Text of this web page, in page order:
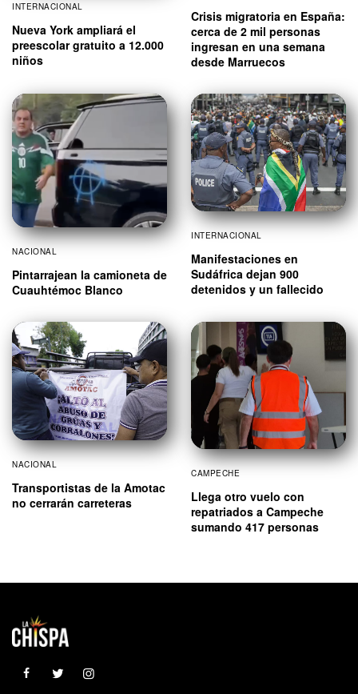
INTERNACIONAL
Nueva York ampliará el
preescolar gratuito a 12.000
niños
Crisis migratoria en España:
cerca de 2 mil personas
ingresan en una semana
desde Marruecos
NACIONAL
Pintarrajean la camioneta de
Cuauhtémoc Blanco
INTERNACIONAL
Manifestaciones en
Sudáfrica dejan 900
detenidos y un fallecido
NACIONAL
Transportistas de la Amotac
no cerrarán carreteras
CAMPECHE
Llega otro vuelo con
repatriados a Campeche
sumando 417 personas